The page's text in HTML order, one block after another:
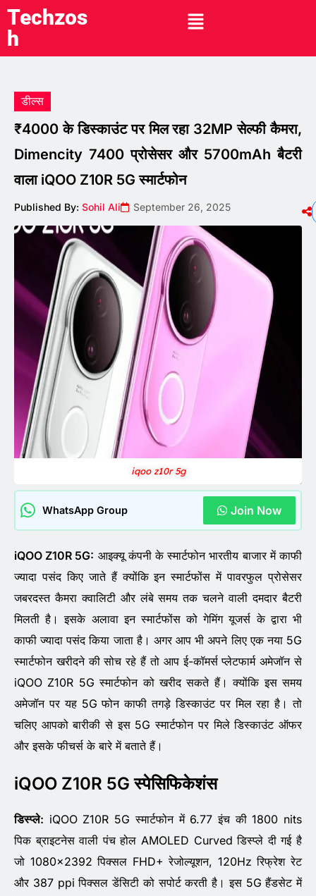
Techzos
h
डील्स
₹4000 के डिस्काउंट पर मिल रहा 32MP सेल्फी कैमरा,
Dimencity 7400 प्रोसेसर और 5700mAh बैटरी
वाला iQOO Z10R 5G स्मार्टफोन
Published By: Sohil Ali September 26, 2025
iqoo z10r 5g
WhatsApp Group Join Now
iQOO Z10R 5G: आइक्यू कंपनी के स्मार्टफोन भारतीय बाजार में काफी
ज्यादा पसंद किए जाते हैं क्योंकि इन स्मार्टफोंस में पावरफुल प्रोसेसर
जबरदस्त कैमरा क्वालिटी और लंबे समय तक चलने वाली दमदार बैटरी
मिलती है। इसके अलावा इन स्मार्टफोंस को गेमिंग यूजर्स के द्वारा भी
काफी ज्यादा पसंद किया जाता है। अगर आप भी अपने लिए एक नया 5G
स्मार्टफोन खरीदने की सोच रहे हैं तो आप ई-कॉमर्स प्लेटफार्म अमेजॉन से
iQOO Z10R 5G स्मार्टफोन को खरीद सकते हैं। क्योंकि इस समय
अमेजॉन पर यह 5G फोन काफी तगड़े डिस्काउंट पर मिल रहा है। तो
चलिए आपको बारीकी से इस 5G स्मार्टफोन पर मिले डिस्काउंट ऑफर
और इसके फीचर्स के बारे में बताते हैं।
iQOO Z10R 5G स्पेसिफिकेशंस
डिस्प्ले: iQOO Z10R 5G स्मार्टफोन में 6.77 इंच की 1800 nits
पिक ब्राइटनेस वाली पंच होल AMOLED Curved डिस्प्ले दी गई है
जो 1080×2392 पिक्सल FHD+ रेजोल्यूशन, 120Hz रिफ्रेश रेट
और 387 ppi पिक्सल डेंसिटी को सपोर्ट करती है। इस 5G हैंडसेट में